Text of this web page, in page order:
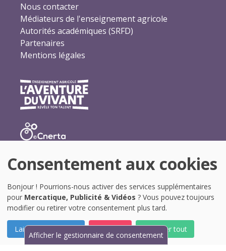
Nous contacter
Médiateurs de l'enseignement agricole
Autorités académiques (SRFD)
Partenaires
Mentions légales
Consentement aux cookies
Bonjour ! Pourrions-nous activer des services supplémentaires
pour Mercatique, Publicité & Vidéos ? Vous pouvez toujours
modifier ou retirer votre consentement plus tard.
Laissez-moi choisir Je refuse Accepter tout
Afficher le gestionnaire de consentement